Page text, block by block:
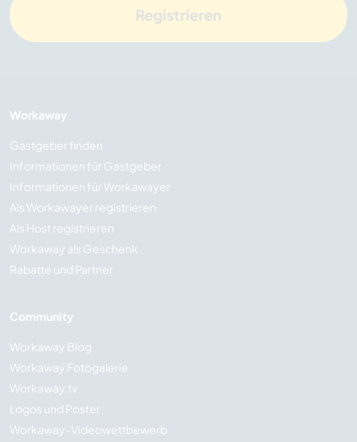
Registrieren
Workaway
Gastgeber finden
Informationen für Gastgeber
Informationen für Workawayer
Als Workawayer registrieren
Als Host registrieren
Workaway als Geschenk
Rabatte und Partner
Community
Workaway Blog
Workaway Fotogalerie
Workaway.tv
Logos und Poster
Workaway-Videowettbewerb